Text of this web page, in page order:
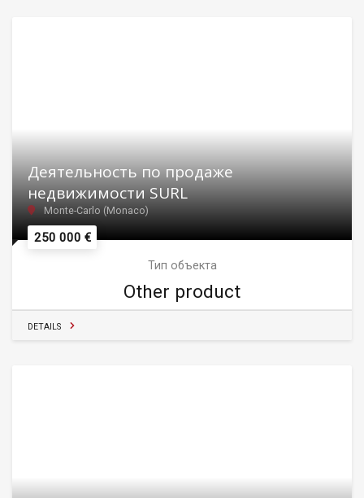
250 000 €
Деятельность по продаже
недвижимости SURL
Monte-Carlo (Monaco)
Тип объекта
Other product
DETAILS